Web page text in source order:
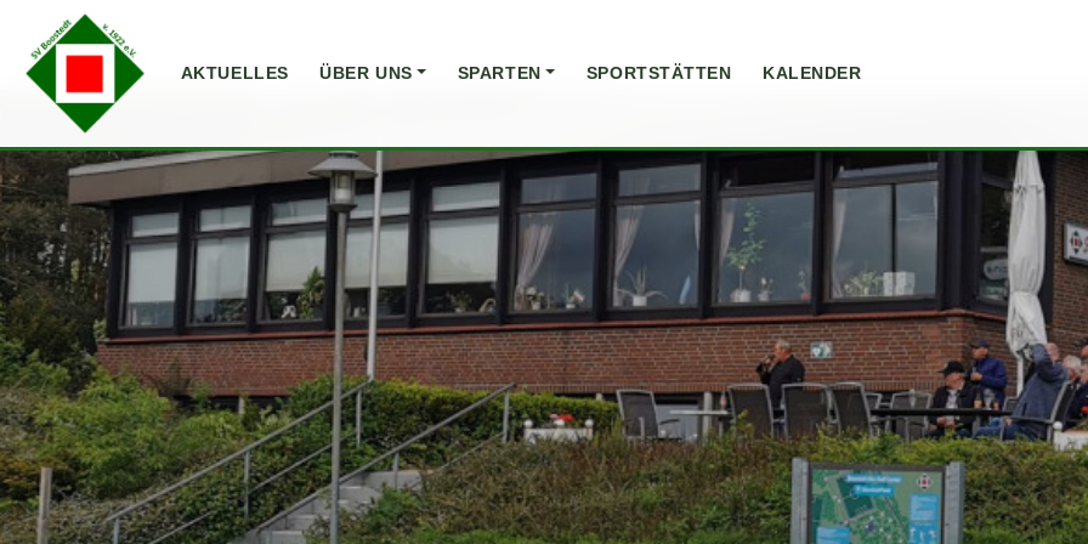
AKTUELLES ÜBER UNS SPARTEN SPORTSTÄTTEN KALENDER